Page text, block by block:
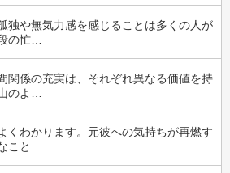
独や無気力感を感じることは多くの人が
の忙…
関係の充実は、それぞれ異なる価値を持
のよ…
くわかります。元彼への気持ちが再燃す
こと…